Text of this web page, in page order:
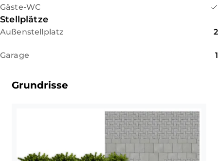
Arbeitszimmer) sowie ein
weiteres Schlafzimmer.
• Kellergeschoss: Über zwei
Treppen vom Erdgeschoss
Gäste-WC
Stellplätze
Außenstellplatz 2
Garage 1
Grundrisse